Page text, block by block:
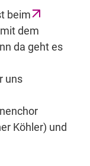
beim
dem
da geht es
uns
Köhler) und